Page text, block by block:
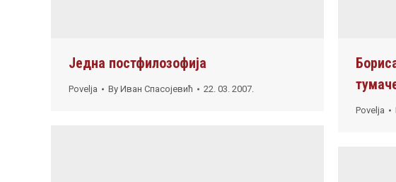
Једна постфилозофија
Povelja By Иван Спасојевић 22. 03. 2007.
Povelja